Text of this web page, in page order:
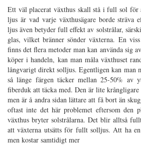
Ett väl placerat växthus skall stå i full sol
ljus är vad varje växthusägare borde sträva
ljus även betyder full effekt av solstrålar,
glas, vilket bränner sönder växterna. En
finns det flera metoder man kan använda sig
köper i handeln, kan man måla växthuset
långvarigt direkt solljus. Egentligen kan man
så länge färgen täcker mellan 25-50% av
fiberduk att täcka med. Den är lite krångligare
men är å andra sidan lättare att få bort än
oftast inte det här problemet eftersom den
växthus bryter solstrålarna. Det blir alltså
att växterna utsätts för fullt solljus. Att ha
men kostar samtidigt mer